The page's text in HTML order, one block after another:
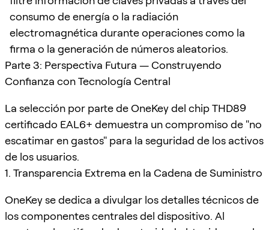
consumo de energía o la radiación
electromagnética durante operaciones como la
firma o la generación de números aleatorios.
Parte 3: Perspectiva Futura — Construyendo
Confianza con Tecnología Central
La selección por parte de OneKey del chip THD89
certificado EAL6+ demuestra un compromiso de "no
escatimar en gastos" para la seguridad de los activos
de los usuarios.
1. Transparencia Extrema en la Cadena de Suministro
OneKey se dedica a divulgar los detalles técnicos de
los componentes centrales del dispositivo. Al